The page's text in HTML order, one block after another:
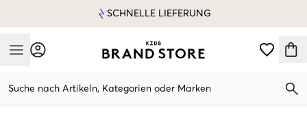
SCHNELLE LIEFERUNG
Mobile Menu
Suche nach Artikeln, Kategorien oder Marken